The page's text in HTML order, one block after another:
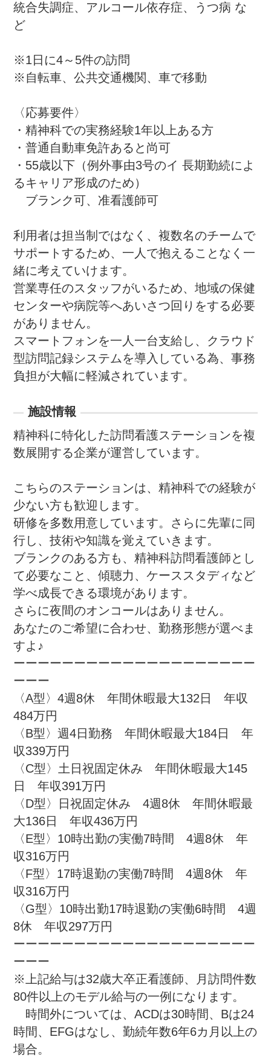
統合失調症、アルコール依存症、うつ病 な
ど
※1日に4～5件の訪問
※自転車、公共交通機関、車で移動
〈応募要件〉
・精神科での実務経験1年以上ある方
・普通自動車免許あると尚可
・55歳以下（例外事由3号のイ 長期勤続によ
るキャリア形成のため）
ブランク可、准看護師可
利用者は担当制ではなく、複数名のチームで
サポートするため、一人で抱えることなく一
緒に考えていけます。
営業専任のスタッフがいるため、地域の保健
センターや病院等へあいさつ回りをする必要
がありません。
スマートフォンを一人一台支給し、クラウド
型訪問記録システムを導入している為、事務
負担が大幅に軽減されています。
施設情報
精神科に特化した訪問看護ステーションを複
数展開する企業が運営しています。
こちらのステーションは、精神科での経験が
少ない方も歓迎します。
研修を多数用意しています。さらに先輩に同
行し、技術や知識を覚えていきます。
ブランクのある方も、精神科訪問看護師とし
て必要なこと、傾聴力、ケーススタディなど
学べ成長できる環境があります。
さらに夜間のオンコールはありません。
あなたのご希望に合わせ、勤務形態が選べま
すよ♪
ーーーーーーーーーーーーーーーーーーーー
ーーー
〈A型〉4週8休　年間休暇最大132日　年収
484万円
〈B型〉週4日勤務　年間休暇最大184日　年
収339万円
〈C型〉土日祝固定休み　年間休暇最大145
日　年収391万円
〈D型〉日祝固定休み　4週8休　年間休暇最
大136日　年収436万円
〈E型〉10時出勤の実働7時間　4週8休　年
収316万円
〈F型〉17時退勤の実働7時間　4週8休　年
収316万円
〈G型〉10時出勤17時退勤の実働6時間　4週
8休　年収297万円
ーーーーーーーーーーーーーーーーーーーー
ーーー
※上記給与は32歳大卒正看護師、月訪問件数
80件以上のモデル給与の一例になります。
時間外については、ACDは30時間、Bは24
時間、EFGはなし、勤続年数6年6カ月以上の
場合。